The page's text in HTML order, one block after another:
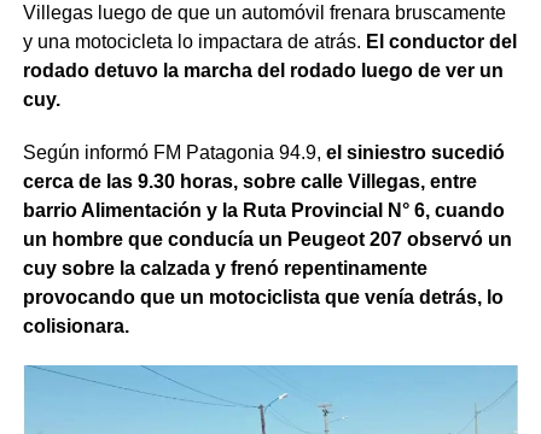
Villegas luego de que un automóvil frenara bruscamente
y una motocicleta lo impactara de atrás. El conductor del
rodado detuvo la marcha del rodado luego de ver un
cuy.
Según informó FM Patagonia 94.9, el siniestro sucedió
cerca de las 9.30 horas, sobre calle Villegas, entre
barrio Alimentación y la Ruta Provincial N° 6, cuando
un hombre que conducía un Peugeot 207 observó un
cuy sobre la calzada y frenó repentinamente
provocando que un motociclista que venía detrás, lo
colisionara.